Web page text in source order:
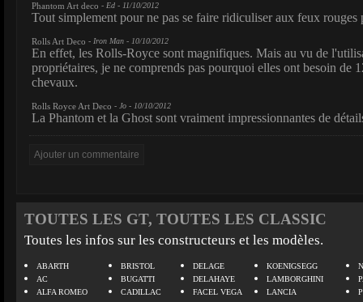
Phantom Art deco - Ed - 11/10/2012
Tout simplement pour ne pas se faire ridiculiser aux feux rouges
Rolls Art Deco - Iron Man - 10/10/2012
En effet, les Rolls-Royce sont magnifiques. Mais au vu de
propriétaires, je ne comprends pas pourquoi elles ont besoin de
chevaux.
Rolls Royce Art Deco - Jo - 10/10/2012
La Phantom et la Ghost sont vraiment impressionnantes de
TOUTES LES GT, TOUTES LES CLASSIC
Toutes les infos sur les constructeurs et les modèles.
ABARTH
AC
ALFA ROMEO
BRISTOL
BUGATTI
CADILLAC
DELAGE
DELAHAYE
FACEL VEGA
KOENIGSEGG
LAMBORGHINI
LANCIA